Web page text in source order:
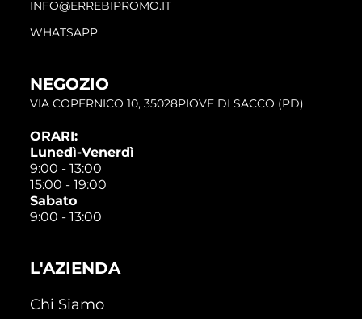
INFO@ERREBIPROMO.IT
WHATSAPP
NEGOZIO
VIA COPERNICO 10, 35028PIOVE DI SACCO (PD)
ORARI:
Lunedì-Venerdì
9:00 - 13:00
15:00 - 19:00
Sabato
9:00 - 13:00
L'AZIENDA
Chi Siamo